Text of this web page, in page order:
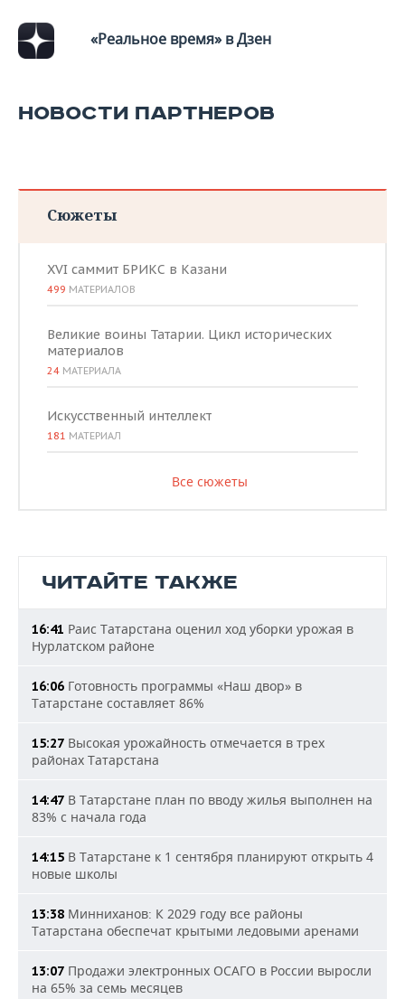
ХОККЕЙ С МЯЧОМ
ПРОИСШЕСТВИЯ
«Реальное время» в Дзен
НОВОСТИ ПАРТНЕРОВ
Сюжеты
XVI саммит БРИКС в Казани
499 МАТЕРИАЛОВ
Великие воины Татарии. Цикл исторических
материалов
24 МАТЕРИАЛА
Искусственный интеллект
181 МАТЕРИАЛ
Все сюжеты
ЧИТАЙТЕ ТАКЖЕ
16:41 Раис Татарстана оценил ход уборки урожая в
Нурлатском районе
16:06 Готовность программы «Наш двор» в
Татарстане составляет 86%
15:27 Высокая урожайность отмечается в трех
районах Татарстана
14:47 В Татарстане план по вводу жилья выполнен на
83% с начала года
14:15 В Татарстане к 1 сентября планируют открыть 4
новые школы
13:38 Минниханов: К 2029 году все районы
Татарстана обеспечат крытыми ледовыми аренами
13:07 Продажи электронных ОСАГО в России выросли
на 65% за семь месяцев